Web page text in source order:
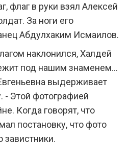
флаг в руки взял Алексей
За ноги его
Абдулхаким Исмаилов.
наклонился, Халдей
под нашим знаменем...
выдерживает
- Этой фотографией
Когда говорят, что
постановку, что фото
завистники.